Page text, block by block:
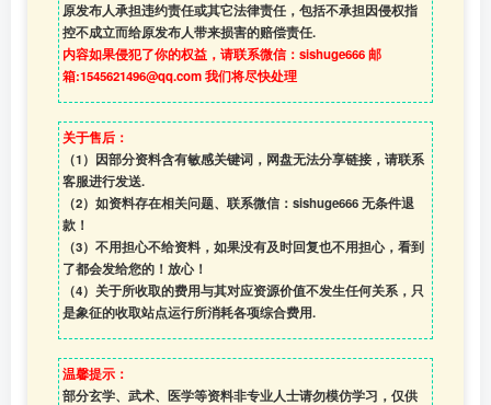
原发布人承担违约责任或其它法律责任，包括不承担因侵权指
控不成立而给原发布人带来损害的赔偿责任.
内容如果侵犯了你的权益，请联系微信：sishuge666 邮
箱:1545621496@qq.com 我们将尽快处理
关于售后：
（1）因部分资料含有敏感关键词，网盘无法分享链接，请联系
客服进行发送.
（2）如资料存在相关问题、联系微信：sishuge666 无条件退
款！
（3） 不用担心不给资料，如果没有及时回复也不用担心，看到
了都会发给您的！放心！
（4） 关于所收取的费用与其对应资源价值不发生任何关系，只
是象征的收取站点运行所消耗各项综合费用.
温馨提示：
部分玄学、武术、医学等资料非专业人士请勿模仿学习，仅供